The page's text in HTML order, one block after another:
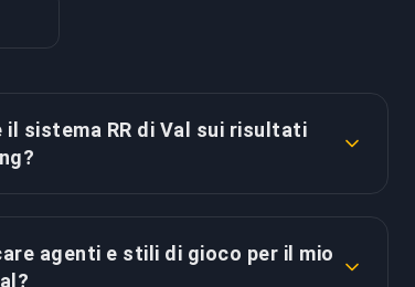
il sistema RR di Val sui risultati
booster professionisti comprendono
agenti e stili di gioco per il mio